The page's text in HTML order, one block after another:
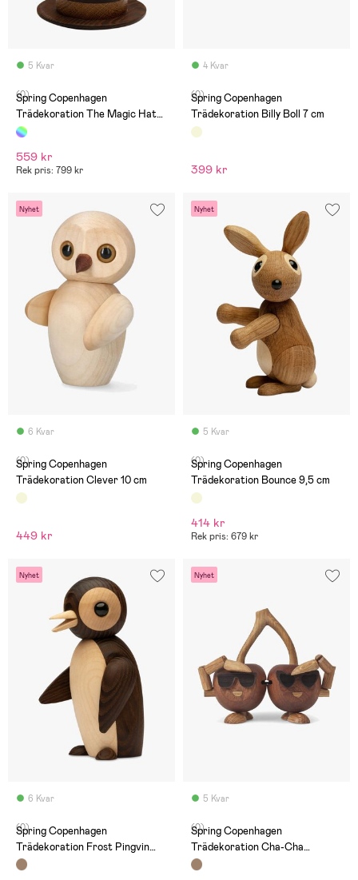
5 Kvar
(0)
Spring Copenhagen
Trädekoration The Magic Hat
Kanin 9,5 cm
559 kr
Rek pris: 799 kr
4 Kvar
(0)
Spring Copenhagen
Trädekoration Billy Boll 7 cm
399 kr
Nyhet
6 Kvar
(0)
Spring Copenhagen
Trädekoration Clever 10 cm
449 kr
Nyhet
5 Kvar
(0)
Spring Copenhagen
Trädekoration Bounce 9,5 cm
414 kr
Rek pris: 679 kr
Nyhet
6 Kvar
(0)
Spring Copenhagen
Trädekoration Frost Pingvin
12,5 cm
Nyhet
5 Kvar
(0)
Spring Copenhagen
Trädekoration Cha-Cha
Cherries 9 cm